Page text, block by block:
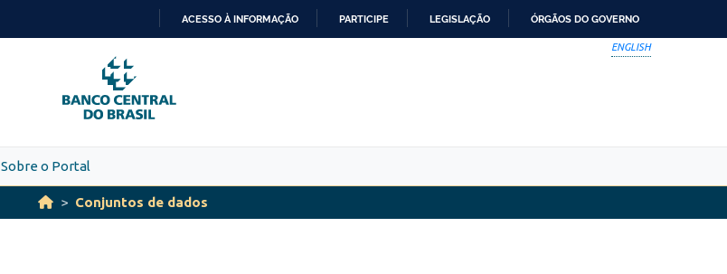
PARA
O
CONTEÚDO
ACESSO À INFORMAÇÃO PARTICIPE LEGISLAÇÃO ÓRGÃOS DO GOVERNO
ENGLISH
Sobre o Portal
Conjuntos de dados